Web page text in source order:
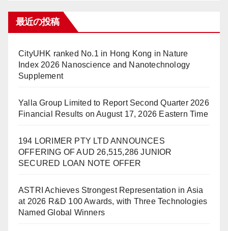
最近の投稿
CityUHK ranked No.1 in Hong Kong in Nature
Index 2026 Nanoscience and Nanotechnology
Supplement
Yalla Group Limited to Report Second Quarter 2026
Financial Results on August 17, 2026 Eastern Time
194 LORIMER PTY LTD ANNOUNCES
OFFERING OF AUD 26,515,286 JUNIOR
SECURED LOAN NOTE OFFER
ASTRI Achieves Strongest Representation in Asia
at 2026 R&D 100 Awards, with Three Technologies
Named Global Winners